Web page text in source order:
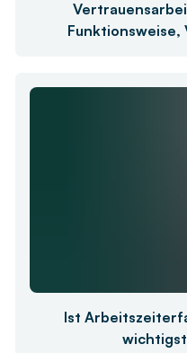
Funktionsweise,
Ist